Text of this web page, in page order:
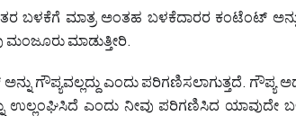
ಬಳಕೆಗೆ ಮಾತ್ರ ಅಂತಹ ಬಳಕೆದಾರರ ಕಂಟೆಂಟ್
ಮಂಜೂರು ಮಾಡುತ್ತೀರಿ.
ಗೌಪ್ಯವಲ್ಲದ್ದು ಎಂದು ಪರಿಗಣಿಸಲಾಗುತ್ತದೆ. ಗೌಪ್ಯ
ಉಲ್ಲಂಘಿಸಿದೆ ಎಂದು ನೀವು ಪರಿಗಣಿಸಿದ ಯಾವುದೇ